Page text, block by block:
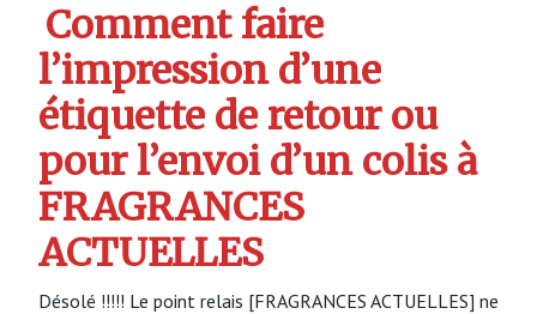
Comment faire
l’impression d’une
étiquette de retour ou
pour l’envoi d’un colis à
FRAGRANCES
ACTUELLES
Désolé !!!!! Le point relais [FRAGRANCES ACTUELLES] ne